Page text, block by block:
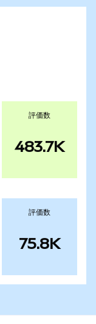
評価数
483.7K
評価数
75.8K